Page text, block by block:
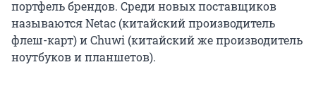
портфель брендов. Среди новых поставщиков
называются Netac (китайский производитель
флеш-карт) и Chuwi (китайский же производитель
ноутбуков и планшетов).